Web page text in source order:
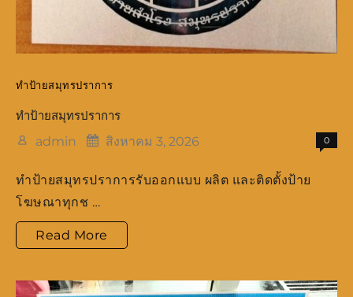
ทำป้ายสมุทรปราการ
ทำป้ายสมุทรปราการ
admin
สิงหาคม 3, 2026 0
ทำป้ายสมุทรปราการรับออกแบบ ผลิต และติดตั้งป้าย
โฆษณาทุกช …
ทำ
สมุทรปราการ
Read More